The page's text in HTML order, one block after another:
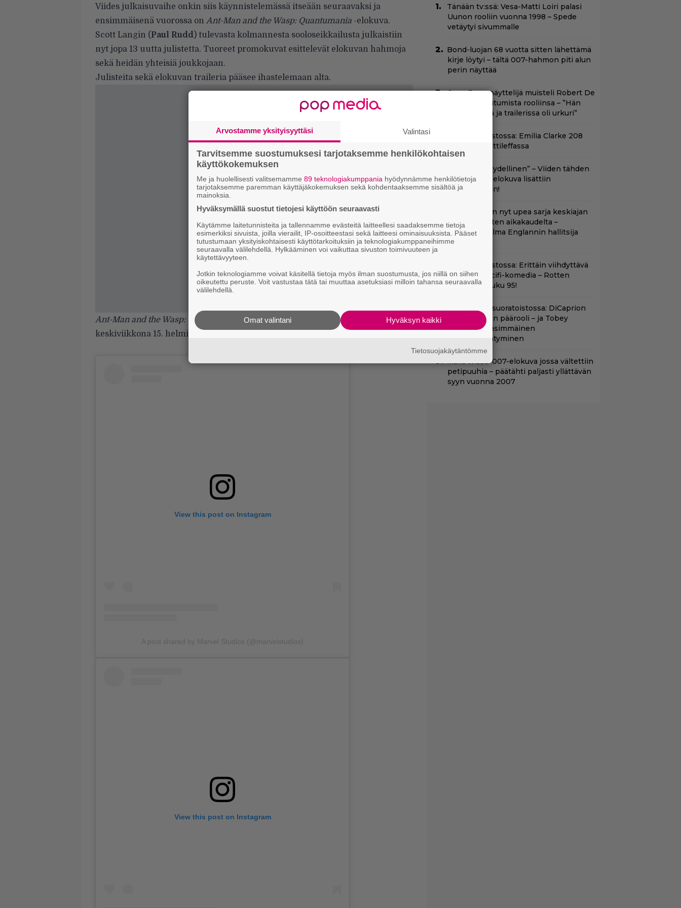
Viides julkaisuvaihe onkin siis käynnistelemässä itseään seuraavaksi ja
ensimmäisenä vuorossa on Ant-Man and the Wasp: Quantumania -elokuva.
Scott Langin (Paul Rudd) tulevasta kolmannesta sooloseikkailusta julkaistiin
nyt jopa 13 uutta julistetta. Tuoreet promokuvat esittelevät elokuvan hahmoja
sekä heidän yhteisiä joukkojaan.
Julisteita sekä elokuvan traileria pääsee ihastelemaan alta.
Ant-Man and the Wasp: Quantumania
saapuu Suomen valkokankaille
keskiviikkona 15. helmikuuta.
View this post on Instagram
A post shared by Marvel Studios (@marvelstudios)
View this post on Instagram
Tänään tv:ssä: Vesa-Matti Loiri palasi
Uunon rooliin vuonna 1998 – Spede
vetäytyi sivummalle
Bond-luojan 68 vuotta sitten lähettämä
kirje löytyi – tältä 007-hahmon piti alun
perin näyttää
Cape Fear -näyttelijä muisteli Robert De
Niron paneutumista rooliinsa – ”Hän
puhui kielillä ja trailerissa oli urkuri”
Nyt suoratoistossa: Emilia Clarke 208
miljoonan hittileffassa
”Lajissaan täydellinen” – Viiden tähden
scifitoimintaelokuva lisättiin
suoratoistoon!
Netflixissä on nyt upea sarja keskiajan
kuninkaallisten aikakaudelta –
keskiössä julma Englannin hallitsija
Henrik VIII
Nyt suoratoistossa: Erittäin viihdyttävä
ja kehuttu scifi-komedia – Rotten
Tomatoes -luku 95!
Huippuleffa suoratoistossa: DiCaprion
ensimmäinen päärooli – ja Tobey
Maguiren ensimmäinen
elokuvaesiintyminen
Illalla tv:ssä: 007-elokuva jossa vältettiin
petipuuhia – päätähti paljasti yllättävän
syyn vuonna 2007
Arvostamme yksityisyyttäsi Valintasi
Tarvitsemme suostumuksesi tarjotaksemme henkilökohtaisen
käyttökokemuksen
Me ja huolellisesti valitsemamme 89 teknologiakumppania hyödynnämme henkilötietoja
tarjotaksemme paremman käyttäjäkokemuksen sekä kohdentaaksemme sisältöä ja
mainoksia.
Hyväksymällä suostut tietojesi käyttöön seuraavasti
Käytämme laitetunnisteita ja tallennamme evästeitä laitteellesi saadaksemme tietoja
esimerkiksi sivuista, joilla vierailit, IP-osoitteestasi sekä laitteesi ominaisuuksista. Pääset
tutustumaan yksityiskohtaisesti käyttötarkoituksiin ja teknologiakumppaneihimme
seuraavalla välilehdellä. Hylkääminen voi vaikuttaa sivuston toimivuuteen ja
käytettävyyteen.
Jotkin teknologiamme voivat käsitellä tietoja myös ilman suostumusta, jos niillä on siihen
oikeutettu peruste. Voit vastustaa tätä tai muuttaa asetuksiasi milloin tahansa seuraavalla
välilehdellä.
Hyväksyn kaikki
Omat valintani
Tietosuojakäytäntömme